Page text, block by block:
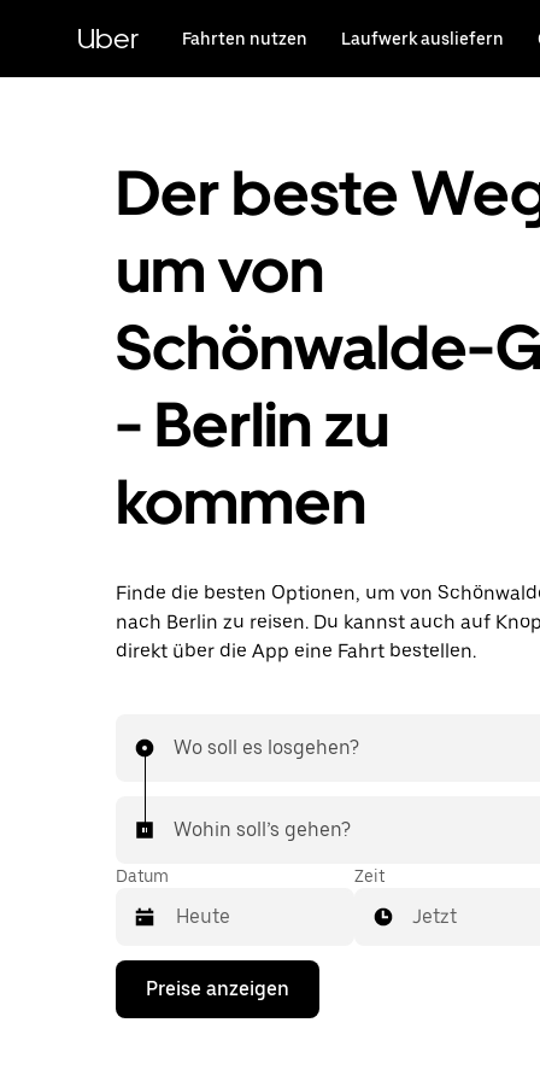
HauptinhaltUber Fahrten nutzen Laufwerk ausliefern
Der beste
um von
Schönwalde-
- Berlin zu
kommen
Finde die besten Optionen, um von
nach Berlin zu reisen. Du kannst auch auf
direkt über die App eine Fahrt bestellen.
Wo soll es losgehen?
Wohin soll’s gehen?
Datum
Drücke
Nach-
Zeit
Jetzt
Preise anzeigen